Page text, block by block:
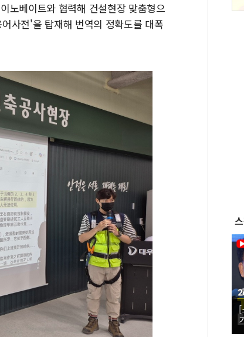
노베이트와 협력해 건설현장 맞춤형으
사전'을 탑재해 번역의 정확도를 대폭
[